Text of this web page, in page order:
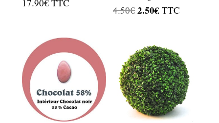
17.90€ TTC
4.50€ Le
était :
4.50€.
2.50€ Le
est :
2.50€.
TTC